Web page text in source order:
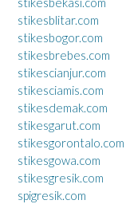
stikesblitar.com
stikesbogor.com
stikesbrebes.com
stikescianjur.com
stikesciamis.com
stikesdemak.com
stikesgarut.com
stikesgorontalo.com
stikesgowa.com
stikesgresik.com
spigresik.com